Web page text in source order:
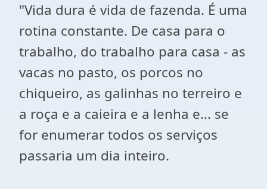
"Vida dura é vida de fazenda. É uma
rotina constante. De casa para o
trabalho, do trabalho para casa - as
vacas no pasto, os porcos no
chiqueiro, as galinhas no terreiro e
a roça e a caieira e a lenha e... se
for enumerar todos os serviços
passaria um dia inteiro.